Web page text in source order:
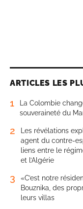
ARTICLES LES
1
La Colombie
souveraineté du
2
Les révélations
agent du contre-
liens entre le
et l’Algérie
3
«C’est notre
Bouznika, des
leurs villas